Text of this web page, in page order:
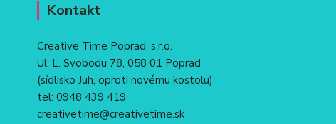
Kontakt
Creative Time Poprad, s.r.o.
Ul. L. Svobodu 78, 058 01 Poprad
(sídlisko Juh, oproti novému kostolu)
tel: 0948 439 419
creativetime@creativetime.sk